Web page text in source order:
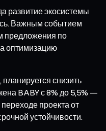
развитие экосистемы
Важным событием
предложения по
оптимизацию
снизить
BABY с 8% до 5,5% —
проекта от
устойчивости.